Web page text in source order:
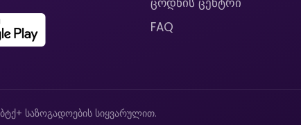
FAQ
საზოგადოების სიყვარულით.